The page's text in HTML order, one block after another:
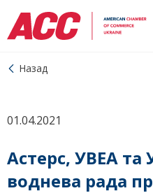
Назад
01.04.2021
Астерс, УВЕА та
воднева рада